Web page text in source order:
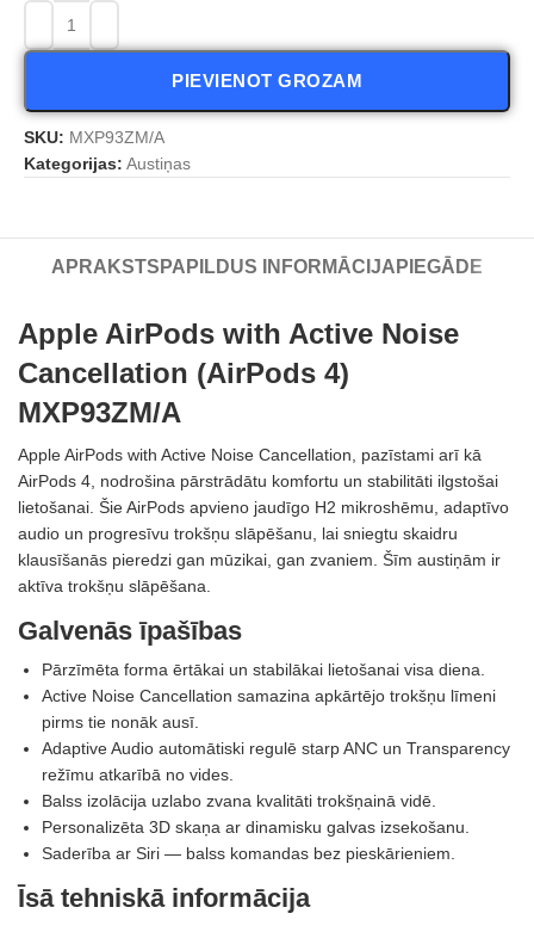
PIEVIENOT GROZAM
SKU: MXP93ZM/A
Kategorijas: Austiņas
APRAKSTS PAPILDUS INFORMĀCIJA PIEGĀDE
Apple AirPods with Active Noise
Cancellation (AirPods 4)
MXP93ZM/A
Apple AirPods with Active Noise Cancellation, pazīstami arī kā
AirPods 4, nodrošina pārstrādātu komfortu un stabilitāti ilgstošai
lietošanai. Šie AirPods apvieno jaudīgo H2 mikroshēmu, adaptīvo
audio un progresīvu trokšņu slāpēšanu, lai sniegtu skaidru
klausīšanās pieredzi gan mūzikai, gan zvaniem. Šīm austiņām ir
aktīva trokšņu slāpēšana.
Galvenās īpašības
Pārzīmēta forma ērtākai un stabilākai lietošanai visa diena.
Active Noise Cancellation samazina apkārtējo trokšņu līmeni
pirms tie nonāk ausī.
Adaptive Audio automātiski regulē starp ANC un Transparency
režīmu atkarībā no vides.
Balss izolācija uzlabo zvana kvalitāti trokšņainā vidē.
Personalizēta 3D skaņa ar dinamisku galvas izsekošanu.
Saderība ar Siri — balss komandas bez pieskārieniem.
Īsā tehniskā informācija